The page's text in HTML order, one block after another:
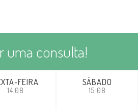
uma consulta!
FEIRA
14.08
SÁBADO
15.08